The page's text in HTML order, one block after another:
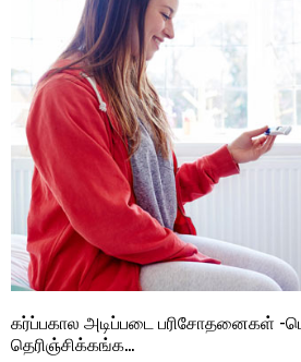
கர்ப்பகால அடிப்படை பரிசோதனைகள்
தெரிஞ்சிக்கங்க…